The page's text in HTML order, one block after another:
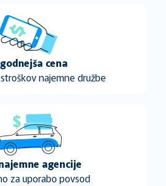
cena
najemne družbe
agencije
za uporabo povsod